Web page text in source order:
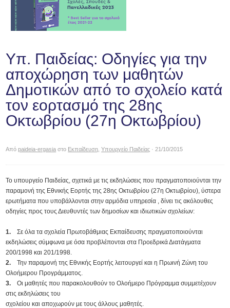
Υπ. Παιδείας: Οδηγίες για την
αποχώρηση των μαθητών
Δημοτικών από το σχολείο κατά
τον εορτασμό της 28ης
Οκτωβρίου (27η Οκτωβρίου)
Απόpaideia-ergasia στο Εκπαίδευση ,Υπουργείο Παιδείας · 21/10/2015
Το υπουργείο Παιδείας, σχετικά με τις εκδηλώσεις που πραγματοποιούνται την
παραμονή της Εθνικής Εορτής της 28ης Οκτωβρίου (27η Οκτωβρίου), ύστερα
ερωτήματα που υποβάλλονται στην αρμόδια υπηρεσία , δίνει τις ακόλουθες
οδηγίες προς τους Διευθυντές των δημοσίων και ιδιωτικών σχολείων:
1.
Σε όλα τα σχολεία Πρωτοβάθμιας Εκπαίδευσης πραγματοποιούνται
εκδηλώσεις σύμφωνα με όσα προβλέπονται στα Προεδρικά Διατάγματα
200/1998 και 201/1998.
2.
Την παραμονή της Εθνικής Εορτής λειτουργεί και η Πρωινή Ζώνη του
Ολοήμερου Προγράμματος.
3.
Οι μαθητές που παρακολουθούν το Ολοήμερο Πρόγραμμα συμμετέχουν
στις εκδηλώσεις του
σχολείου και αποχωρούν με τους άλλους μαθητές.